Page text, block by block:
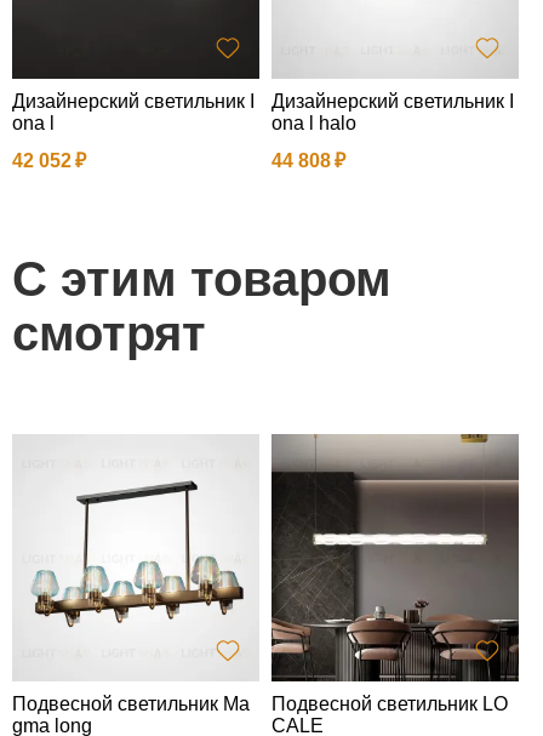
Дизайнерский светильник I
ona l
42 052
Дизайнерский светильник I
ona l halo
44 808
С этим товаром
смотрят
Подвесной светильник Ma
gma long
Подвесной светильник LO
CALE